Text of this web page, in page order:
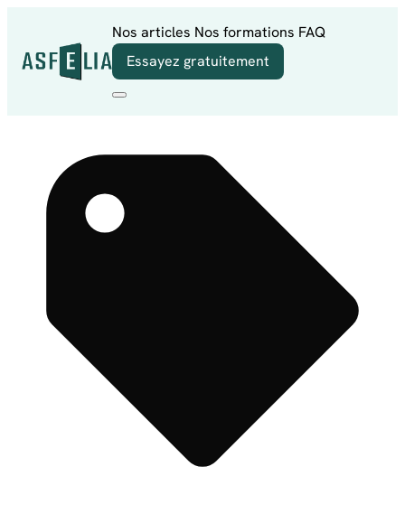
Nos articles Nos formations FAQ
Essayez gratuitement